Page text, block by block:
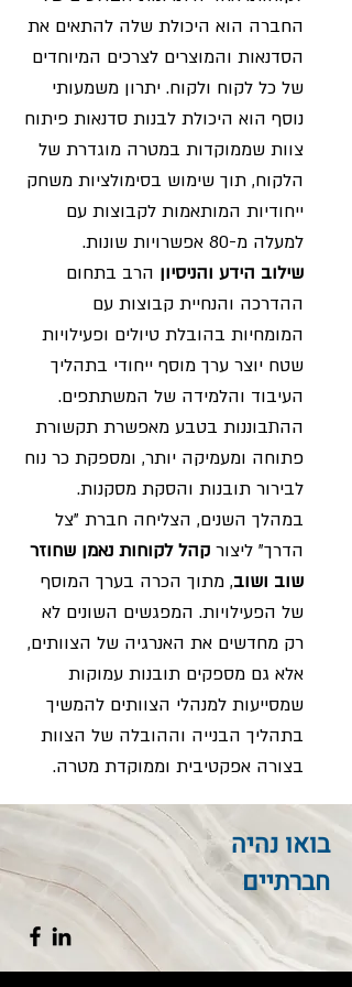
החברה הוא היכולת שלה להתאים את
הסדנאות והמוצרים לצרכים המיוחדים
של כל לקוח ולקוח. יתרון משמעותי
נוסף הוא היכולת לבנות סדנאות פיתוח
צוות שממוקדות במטרה מוגדרת של
הלקוח, תוך שימוש בסימולציות משחק
ייחודיות המותאמות לקבוצות עם
למעלה מ-80 אפשרויות שונות.
שילוב הידע והניסיון הרב בתחום
ההדרכה והנחיית קבוצות עם
המומחיות בהובלת טיולים ופעילויות
שטח יוצר ערך מוסף ייחודי בתהליך
העיבוד והלמידה של המשתתפים.
ההתבוננות בטבע מאפשרת תקשורת
פתוחה ומעמיקה יותר, ומספקת כר נוח
לבירור תובנות והסקת מסקנות.
במהלך השנים, הצליחה חברת "צל
הדרך" ליצור קהל לקוחות נאמן שחוזר
שוב ושוב, מתוך הכרה בערך המוסף
של הפעילויות. המפגשים השונים לא
רק מחדשים את האנרגיה של הצוותים,
אלא גם מספקים תובנות עמוקות
שמסייעות למנהלי הצוותים להמשיך
בתהליך הבנייה וההובלה של הצוות
בצורה אפקטיבית וממוקדת מטרה.
בואו נהיה
חברתיים